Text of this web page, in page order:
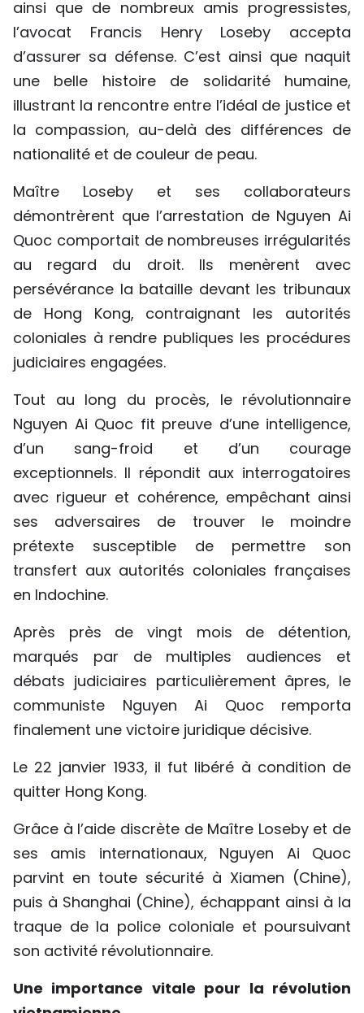
ainsi que de nombreux amis progressistes,
l’avocat Francis Henry Loseby accepta
d’assurer sa défense. C’est ainsi que naquit
une belle histoire de solidarité humaine,
illustrant la rencontre entre l’idéal de justice et
la compassion, au-delà des différences de
nationalité et de couleur de peau.
Maître Loseby et ses collaborateurs
démontrèrent que l’arrestation de Nguyen Ai
Quoc comportait de nombreuses irrégularités
au regard du droit. Ils menèrent avec
persévérance la bataille devant les tribunaux
de Hong Kong, contraignant les autorités
coloniales à rendre publiques les procédures
judiciaires engagées.
Tout au long du procès, le révolutionnaire
Nguyen Ai Quoc fit preuve d’une intelligence,
d’un sang-froid et d’un courage
exceptionnels. Il répondit aux interrogatoires
avec rigueur et cohérence, empêchant ainsi
ses adversaires de trouver le moindre
prétexte susceptible de permettre son
transfert aux autorités coloniales françaises
en Indochine.
Après près de vingt mois de détention,
marqués par de multiples audiences et
débats judiciaires particulièrement âpres, le
communiste Nguyen Ai Quoc remporta
finalement une victoire juridique décisive.
Le 22 janvier 1933, il fut libéré à condition de
quitter Hong Kong.
Grâce à l’aide discrète de Maître Loseby et de
ses amis internationaux, Nguyen Ai Quoc
parvint en toute sécurité à Xiamen (Chine),
puis à Shanghai (Chine), échappant ainsi à la
traque de la police coloniale et poursuivant
son activité révolutionnaire.
Une importance vitale pour la révolution